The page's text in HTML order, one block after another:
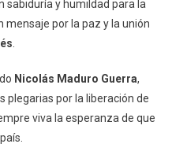
sabiduría y humildad para la
mensaje por la paz y la unión
.
Nicolás Maduro Guerra,
plegarias por la liberación de
viva la esperanza de que